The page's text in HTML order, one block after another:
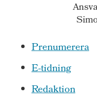
Prenumerera
E-tidning
Redaktion